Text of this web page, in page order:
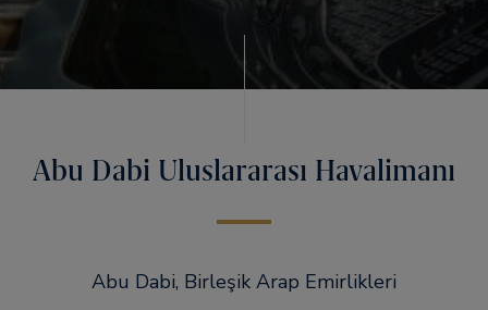
Abu Dabi Uluslararası Havalimanı
Abu Dabi, Birleşik Arap Emirlikleri